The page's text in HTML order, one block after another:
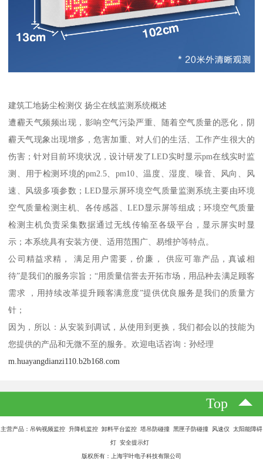
建筑工地扬尘检测仪 扬尘在线监测系统概述
遭霾天气频频出现，影响空气污染严重、随着空气质量的恶化，阴
霾天气现象出现增多，危害加重、对人们的生活、工作产生很大的
伤害；针对目前环境状况，设计研发了LED实时显示pm在线实时监
测、用于检测环境的pm2.5、pm10、温度、湿度、噪音、风向、风
速、风级多项参数；LED显示屏环境空气质量监测系统主要由环境
空气质量检测主机、各传感器、LED显示屏等组成；环境空气质量
检测主机负责采集数据通过无线传输至各级平台，显示屏实时显
示；本系统具有安装方便、适用范围广、易维护等特点。
公司精益求精， 满足用户需要，价廉， 供应可靠产品，真诚相
待”是我们的服务宗旨；“用质量信誉去开拓市场，用品种去满足顾客
需求 ，用持续改革提升顾客满意度”提供优良服务是我们的质量方
针；
因为，所以：从安装到调试，从使用到更换，我们都会以的技能为
您提供的产品和无微不至的服务。欢迎电话咨询：孙经理
m.huayangdianzi110.b2b168.com
Top
主营产品：吊钩视频监控 升降机监控 卸料平台监控 塔吊防碰撞 黑匣子防碰撞 风速仪 太阳能障碍
灯 安全提示灯
版权所有：上海宇叶电子科技有限公司